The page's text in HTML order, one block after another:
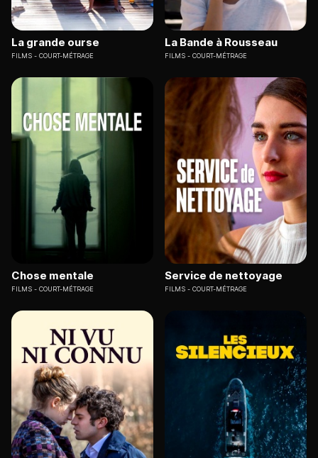
La grande ourse
FILMS COURT-MÉTRAGE
La Bande à Rousseau
FILMS COURT-MÉTRAGE
Chose mentale
FILMS COURT-MÉTRAGE
Service de nettoyage
FILMS COURT-MÉTRAGE